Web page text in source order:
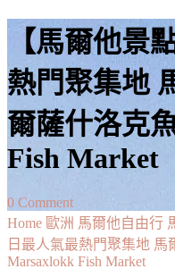
【馬爾他景
熱門聚集地
爾薩什洛克
Fish Market
0 Commenton
【馬
爾
他
Home 歐洲 馬爾他自由行
日最人氣最熱門聚集地
Marsaxlokk Fish Market